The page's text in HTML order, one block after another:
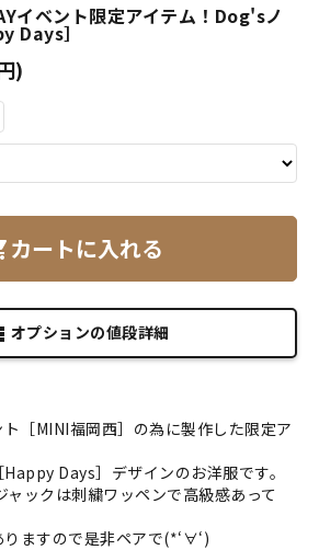
イベント限定アイテム！Dog'sノ
Days］
)
カートに入れる
オプションの値段詳細
ト［MINI福岡西］の為に製作した限定ア
Days］デザインのお洋服です。
ャックは刺繍ワッペンで高級感あって
ますので是非ペアで(*‘∀‘)